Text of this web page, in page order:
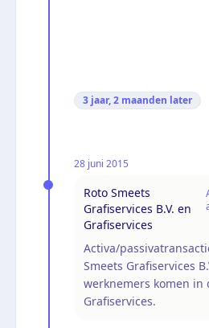
3 jaar, 2 maanden later
28 juni 2015
Roto Smeets
Grafiservices B.V. en
Grafiservices
Activa/
Smeets Grafiservices
werknemers komen in
Grafiservices.